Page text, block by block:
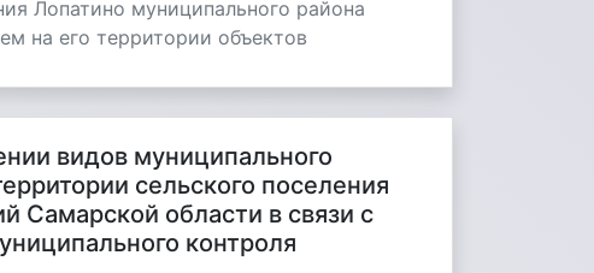
Лопатино муниципального района
на его территории объектов
видов муниципального
сельского поселения
Самарской области в связи с
контроля